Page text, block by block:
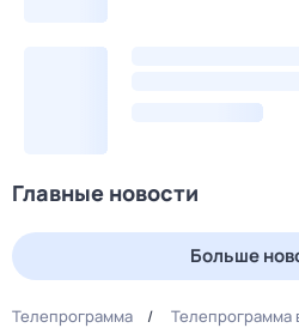
Главные новости
Больше
Телепрограмма
Телепрограмма